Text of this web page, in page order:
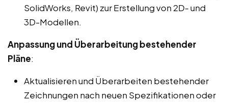
SolidWorks, Revit) zur Erstellung von 2D- und
3D-Modellen.
Anpassung und Überarbeitung bestehender
Pläne:
Aktualisieren und Überarbeiten bestehender
Zeichnungen nach neuen Spezifikationen oder